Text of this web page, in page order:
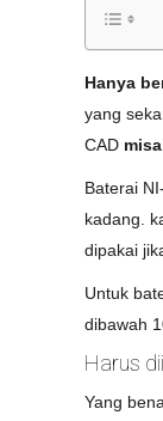
Hanya
yang
CAD
Baterai
kadang.
dipakai
Untuk
dibawah
Harus
Yang